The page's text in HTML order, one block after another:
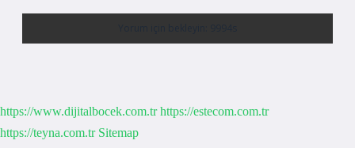
https://www.dijitalbocek.com.tr https://estecom.com.tr
https://teyna.com.tr Sitemap